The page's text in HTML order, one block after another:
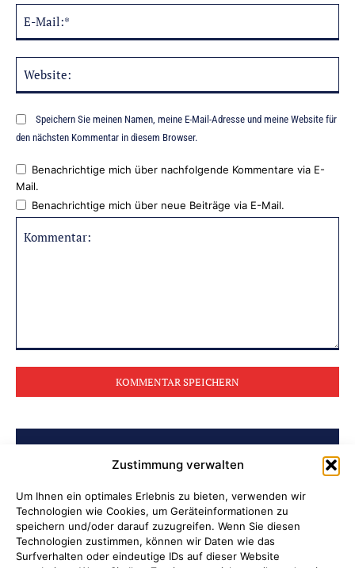
Zustimmung verwalten
Um Ihnen ein optimales Erlebnis zu bieten, verwenden wir
Technologien wie Cookies, um Geräteinformationen zu
speichern und/oder darauf zuzugreifen. Wenn Sie diesen
Technologien zustimmen, können wir Daten wie das
Surfverhalten oder eindeutige IDs auf dieser Website
Speichern Sie meinen Namen, meine E-Mail-Adresse und meine Website für
den nächsten Kommentar in diesem Browser.
Benachrichtige mich über nachfolgende Kommentare via E-
Mail.
Benachrichtige mich über neue Beiträge via E-Mail.
BELIEBTE BEITRÄGE
Archiv der Initiative „Jüdisch in
Attendorn“ erschlossen
Soldatenleben damals und heute